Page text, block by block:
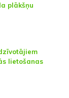
plākšņu
lietošanas